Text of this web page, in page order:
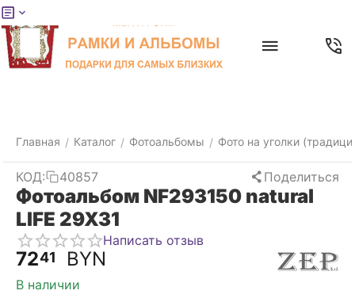
Главная / Каталог / Фотоальбомы / Фото на уголки
КОД: 40857 Поделиться
Фотоальбом NF293150 natural
LIFE 29X31
Написать отзыв
7241 BYN
В наличии
Меню
товары